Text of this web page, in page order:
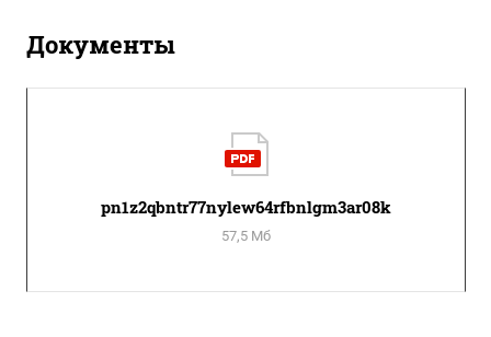
Документы
pn1z2qbntr77nylew64rfbnlgm3ar08k
57,5 Мб